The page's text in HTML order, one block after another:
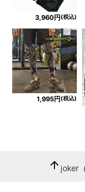
3,960円 (税込)
1,995円 (税込)
arrow_upward joker